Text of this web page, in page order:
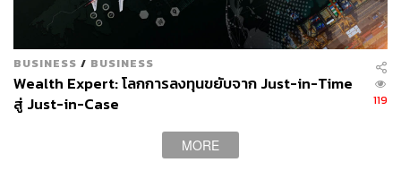
การลงทุนในช่วงเวลาที่มีความไม่แน่นอนทางภูมิรัฐศาสตร์
และความท้าทายทางเศรษฐกิจนั้นมีความซับซ้อน แต่หากนัก
ลงทุนใช้ข้อมูลเกี่ยวกับปัจจัยทางเศรษฐกิจมหภาคที่สำคัญ
การทำความเข้าใจความซับซ้อนของความขัดแย้งระดับโลก
และใช้กลยุทธ์การลงทุนอย่างรอบคอบ นักลงทุนจะสามารถ
ปกป้องและเพิ่มผลตอบแทนพอร์ตได้ดีขึ้น แม้ว่าความเสี่ยงทั่ว
BUSINESS / BUSINESS
Wealth Expert: โลกการลงทุนขยับจาก Just-in-Time
สู่ Just-in-Case
119
MORE